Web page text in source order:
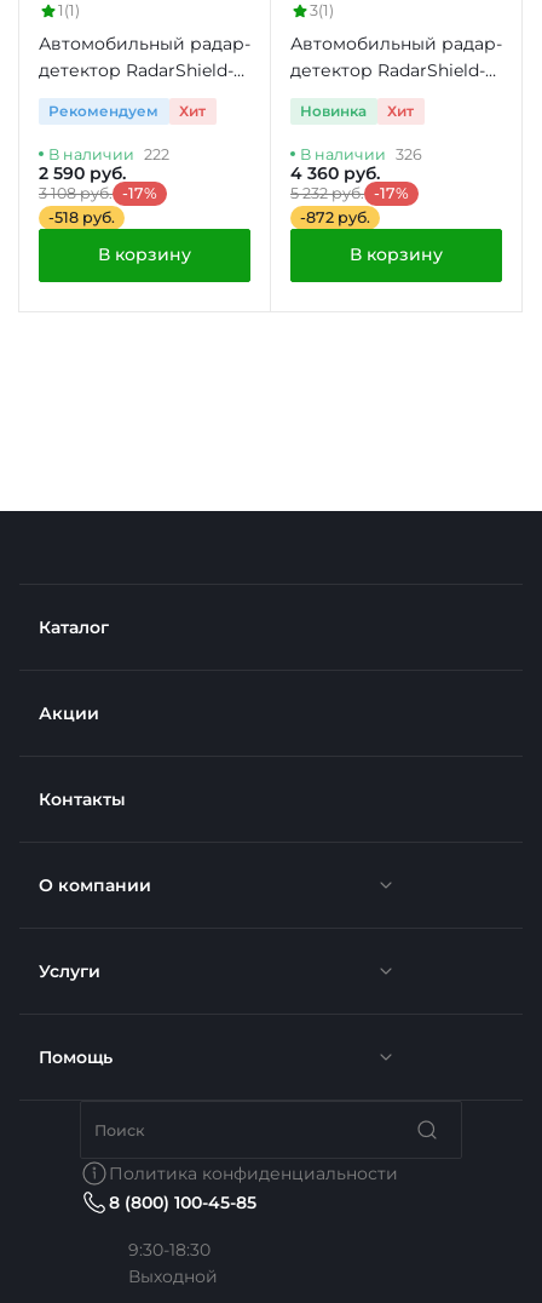
1 (1)
Автомобильный радар-
детектор RadarShield-
305ST
Рекомендуем Хит
В наличии 222
2 590 руб.
3 108 руб. -17%
-518 руб.
В корзину
3(1)
Автомобильный радар-
детектор RadarShield-
705GVS
Новинка Хит
В наличии 326
4 360 руб.
5 232 руб. -17%
-872 руб.
В корзину
Каталог
Акции
Контакты
О компании
Новости
Отзывы
Вакансии
Услуги
Доставка
Недвижимость
Помощь
Политика конфиденциальности
8 (800) 100-45-85
9:30-18:30
Выходной